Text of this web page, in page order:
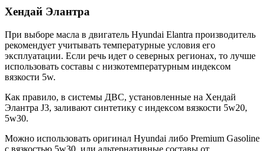
Хендай Элантра
При выборе масла в двигатель Hyundai Elantra производитель
рекомендует учитывать температурные условия его
эксплуатации. Если речь идет о северных регионах, то лучше
использовать составы с низкотемпературным индексом
вязкости 5w.
Как правило, в системы ДВС, установленные на Хендай
Элантра J3, заливают синтетику с индексом вязкости 5w20,
5w30.
Можно использовать оригинал Hyundai либо Premium Gasoline
с вязкостью 5w30, или альтернативные составы от